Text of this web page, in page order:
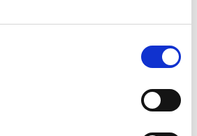
Produkt anzeigen